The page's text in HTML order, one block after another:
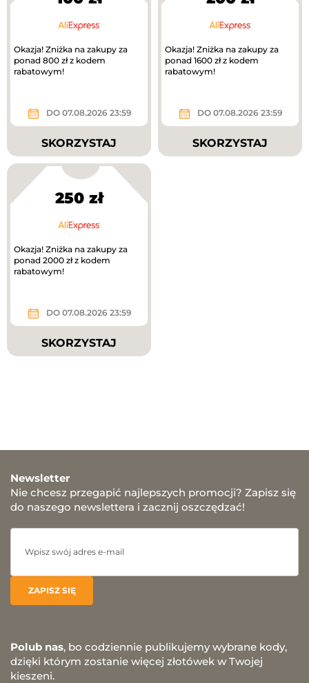
Okazja! Zniżka na zakupy za
ponad 800 zł z kodem
rabatowym!
DO 07.08.2026 23:59
SKORZYSTAJ
Okazja! Zniżka na zakupy za
ponad 1600 zł z kodem
rabatowym!
DO 07.08.2026 23:59
SKORZYSTAJ
250 zł
Okazja! Zniżka na zakupy za
ponad 2000 zł z kodem
rabatowym!
DO 07.08.2026 23:59
SKORZYSTAJ
Newsletter
Nie chcesz przegapić najlepszych promocji? Zapisz się
do naszego newslettera i zacznij oszczędzać!
Polub nas, bo codziennie publikujemy wybrane kody,
dzięki którym zostanie więcej złotówek w Twojej
kieszeni.